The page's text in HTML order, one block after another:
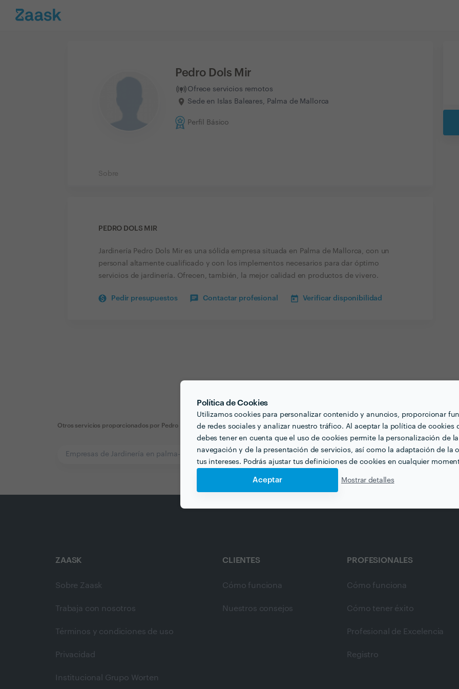
Política de Cookies
Utilizamos cookies para personalizar contenido y anuncios, proporcionar
de redes sociales y analizar nuestro tráfico. Al aceptar la política de cookies
debes tener en cuenta que el uso de cookies permite la personalización de la
navegación y de la presentación de servicios, así como la adaptación de la
tus intereses. Podrás ajustar tus definiciones de cookies en cualquier
Aceptar Mostrar detalles
Pedro Dols Mir
Ofrece servicios remotos
Sede en Islas Baleares, Palma de Mallorca
Perfil Básico
Sobre
PEDRO DOLS MIR
Jardinería Pedro Dols Mir es una sólida empresa situada en Palma de Mallorca, con un
personal altamente cualificado y con los implementos necesarios para dar óptimo
servicios de jardinería. Ofrecen, también, la mejor calidad en productos de vivero.
Pedir presupuestos Contactar profesional Verificar disponibilidad
Otros servicios proporcionados por Pedro Dols Mir
Empresas de Jardinería en palma-de-mallorca
ZAASK
Sobre Zaask
Trabaja con nosotros
Términos y condiciones de uso
Privacidad
Institucional Grupo Worten
CLIENTES
Cómo funciona
Nuestros consejos
PROFESIONALES
Cómo funciona
Cómo tener éxito
Profesional de Excelencia
Registro